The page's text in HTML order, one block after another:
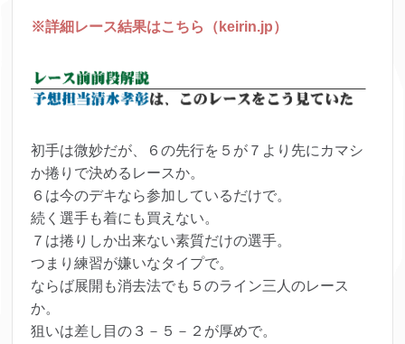
※詳細レース結果はこちら（keirin.jp）
初手は微妙だが、
６の先行を５が７より先にカマシ
か捲りで決めるレースか。
６は今のデキなら参加しているだけで。
続く選手も着にも買えない。
７は捲りしか出来ない素質だけの選手。
つまり練習が嫌いなタイプで。
ならば展開も消去法でも５のライン三人のレース
か。
狙いは差し目の３－５－２が厚めで。